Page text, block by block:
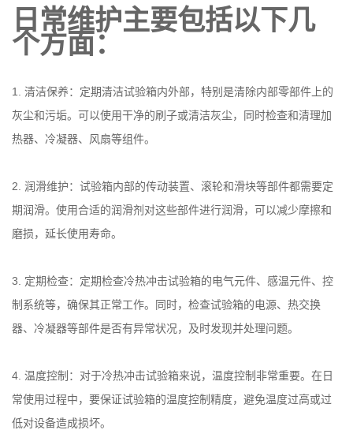
日常维护主要包括以下几
个方面：
1. 清洁保养：定期清洁试验箱内外部，特别是清除内部零部件上的
灰尘和污垢。可以使用干净的刷子或清洁灰尘，同时检查和清理加
热器、冷凝器、风扇等组件。
2. 润滑维护：试验箱内部的传动装置、滚轮和滑块等部件都需要定
期润滑。使用合适的润滑剂对这些部件进行润滑，可以减少摩擦和
磨损，延长使用寿命。
3. 定期检查：定期检查冷热冲击试验箱的电气元件、感温元件、控
制系统等，确保其正常工作。同时，检查试验箱的电源、热交换
器、冷凝器等部件是否有异常状况，及时发现并处理问题。
4. 温度控制：对于冷热冲击试验箱来说，温度控制非常重要。在日
常使用过程中，要保证试验箱的温度控制精度，避免温度过高或过
低对设备造成损坏。